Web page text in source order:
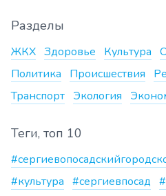
Разделы
ЖКХ Здоровье Культура
Политика
Происшествия
Транспорт Экология
Теги, топ 10
#культура #сергиевпосад